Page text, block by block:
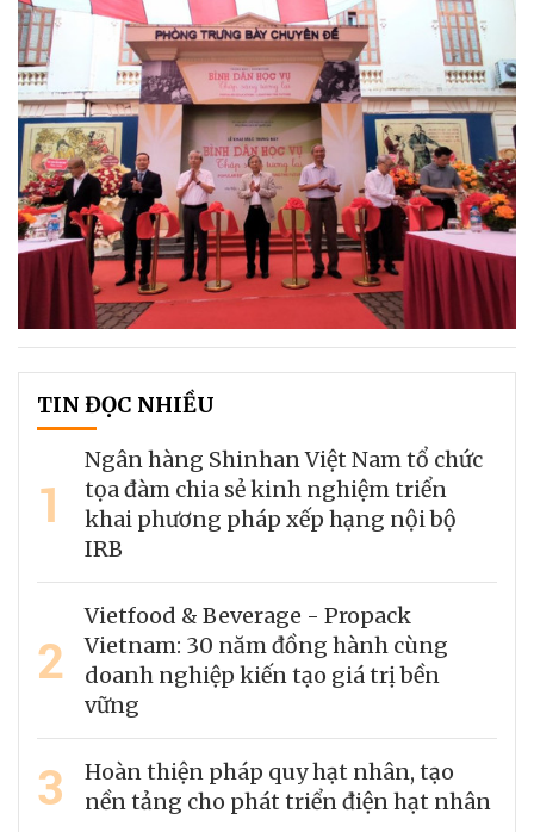
TIN ĐỌC NHIỀU
1
Ngân hàng Shinhan Việt Nam tổ chức
tọa đàm chia sẻ kinh nghiệm triển
khai phương pháp xếp hạng nội bộ
IRB
2
Vietfood & Beverage - Propack
Vietnam: 30 năm đồng hành cùng
doanh nghiệp kiến tạo giá trị bền
vững
3
Hoàn thiện pháp quy hạt nhân, tạo
nền tảng cho phát triển điện hạt nhân